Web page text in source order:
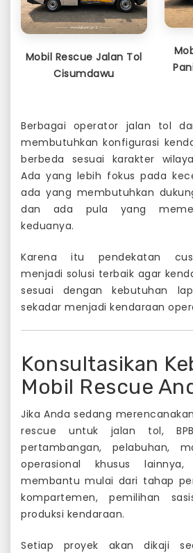
Mobil Rescue Jalan Tol
Cisumdawu
Berbagai operator jalan tol
membutuhkan konfigurasi
berbeda sesuai karakter
Ada yang lebih fokus pada
ada yang membutuhkan
dan ada pula yang
keduanya.
Karena itu pendekatan
menjadi solusi terbaik agar
sesuai dengan kebutuhan
sekadar menjadi kendaraan
Konsultasikan
Mobil Rescue
Jika Anda sedang
rescue untuk jalan tol,
pertambangan, pelabuhan,
operasional khusus
membantu mulai dari tahap
kompartemen, pemilihan
produksi kendaraan.
Setiap proyek akan dikaji